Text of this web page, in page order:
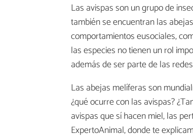
Las avispas son un grupo de
también se encuentran las
comportamientos eusociales,
las especies no tienen un rol
además de ser parte de las
Las abejas melíferas son
¿qué ocurre con las avispas?
avispas que sí hacen miel, las
ExpertoAnimal, donde te